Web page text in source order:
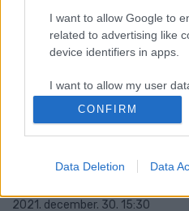
I want to allow Google to
related to advertising like
device identifiers in apps.
I want to allow my user
Google for online
I want to allow Google to
related to analytics like
CONFIRM
Data Deletion Data
2022. február. 14. 19:48
Az állatkert vezetői szerint
Valentin-napot.
ÁLLATKERT MEDVÉJE
2022. február. 02. 14:06
Hosszú tél vár még ránk.
MALÁJ TIGRIST, AMELY
2021. december. 30. 15:30